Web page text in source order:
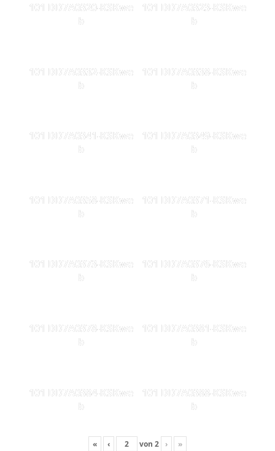
101 DD7A0320-KSKwe
b
101 DD7A0323-KSKwe
b
101 DD7A0332-KSKwe
b
101 DD7A0338-KSKwe
b
101 DD7A0341-KSKwe
b
101 DD7A0349-KSKwe
b
101 DD7A0358-KSKwe
b
101 DD7A0371-KSKwe
b
101 DD7A0373-KSKwe
b
101 DD7A0376-KSKwe
b
101 DD7A0378-KSKwe
b
101 DD7A0381-KSKwe
b
101 DD7A0384-KSKwe
b
101 DD7A0388-KSKwe
b
« ‹ von 2 › »